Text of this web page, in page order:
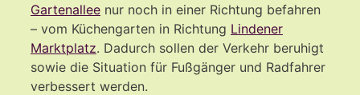
Gartenallee nur noch in einer Richtung befahren
– vom Küchengarten in Richtung Lindener
Marktplatz. Dadurch sollen der Verkehr beruhigt
sowie die Situation für Fußgänger und Radfahrer
verbessert werden.